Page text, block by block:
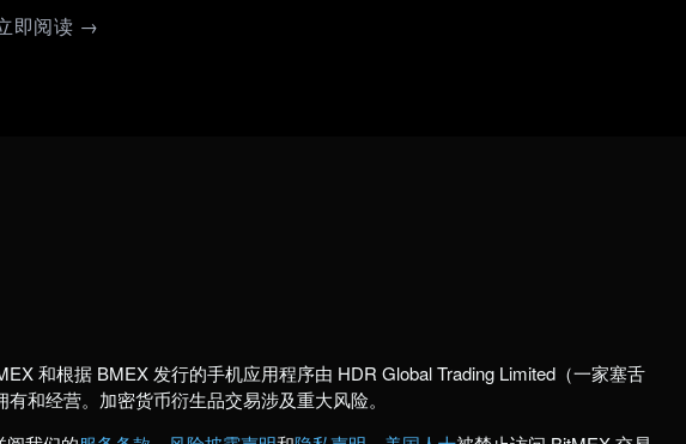
即阅读 →
和根据 BMEX 发行的手机应用程序由 HDR Global Trading Limited（一家塞舌
和经营。加密货币衍生品交易涉及重大风险。